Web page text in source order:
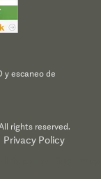
y escaneo de
rights reserved.
Privacy Policy